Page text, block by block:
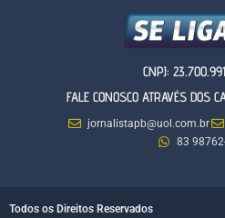
CNPJ:
FALE CONOSCO ATRAVÉS DOS
jornalistapb@uol.com.br
83
Todos os Direitos Reservados